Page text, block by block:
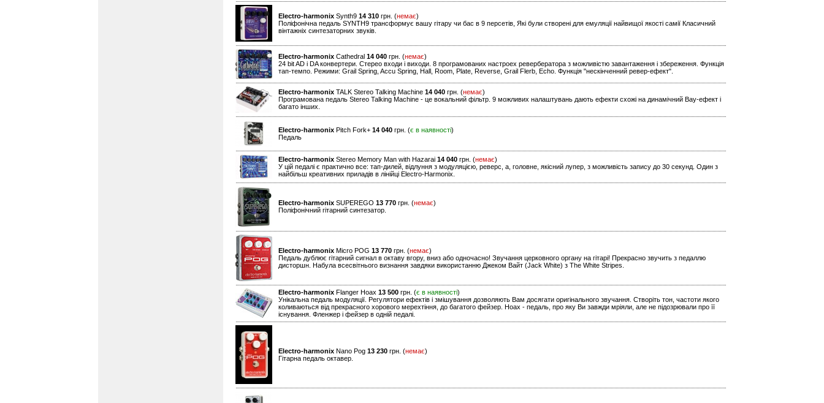
Electro-harmonix Synth9 14 310 грн. (немає)
Поліфонічна педаль SYNTH9 трансформує вашу гітару чи бас в 9 персетів, Які були створені для емуляції найвищої якості самії Класичний
вінтажніх синтезаторних звуків.
Electro-harmonix Cathedral 14 040 грн. (немає)
24 bit AD і DA конвертери. Стерео входи і виходи. 8 програмованих настроех ревербератора з можливістю завантаження і збереження. Функція
тап-темпо. Режими: Grail Spring, Accu Spring, Hall, Room, Plate, Reverse, Grail Flerb, Echo. Функція "нескінченний ревер-ефект".
Electro-harmonix TALK Stereo Talking Machine 14 040 грн. (немає)
Програмована педаль Stereo Talking Machine - це вокальний фільтр. 9 можливих налаштувань дають ефекти схожі на динамічний Вау-ефект і
багато інших.
Electro-harmonix Pitch Fork+ 14 040 грн. (є в наявності)
Педаль
Electro-harmonix Stereo Memory Man with Hazarai 14 040 грн. (немає)
У цій педалі є практично все: тап-дилей, відлуння з модуляцією, реверс, а, головне, якісний лупер, з можливість запису до 30 секунд. Один з
найбільш креативних приладів в лінійці Electro-Harmonix.
Electro-harmonix SUPEREGO 13 770 грн. (немає)
Поліфонічний гітарний синтезатор.
Electro-harmonix Micro POG 13 770 грн. (немає)
Педаль дублює гітарний сигнал в октаву вгору, вниз або одночасно! Звучання церковного органу на гітарі! Прекрасно звучить з педаллю
дисторшн. Набула всесвітнього визнання завдяки використанню Джеком Вайт (Jack White) з The White Stripes.
Electro-harmonix Flanger Hoax 13 500 грн. (є в наявності)
Унікальна педаль модуляції. Регулятори ефектів і змішування дозволяють Вам досягати оригінального звучання. Створіть тон, частоти якого
коливаються від прекрасного хорового мерехтіння, до багатого фейзер. Hoax - педаль, про яку Ви завжди мріяли, але не підозрювали про її
існування. Фленжер і фейзер в одній педалі.
Electro-harmonix Nano Pog 13 230 грн. (немає)
Гітарна педаль октавер.